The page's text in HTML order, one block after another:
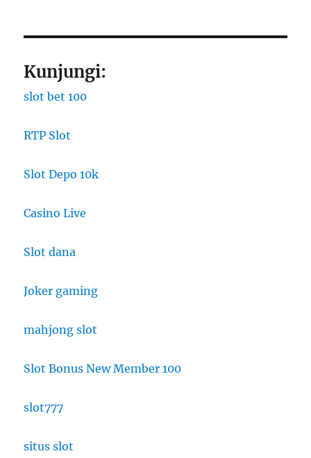
Kunjungi:
slot bet 100
RTP Slot
Slot Depo 10k
Casino Live
Slot dana
Joker gaming
mahjong slot
Slot Bonus New Member 100
slot777
situs slot